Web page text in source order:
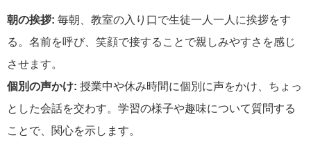
朝の挨拶: 毎朝、教室の入り口で生徒一人一人に挨拶をす
る。名前を呼び、笑顔で接することで親しみやすさを感じ
させます。
個別の声かけ: 授業中や休み時間に個別に声をかけ、ちょっ
とした会話を交わす。学習の様子や趣味について質問する
ことで、関心を示します。